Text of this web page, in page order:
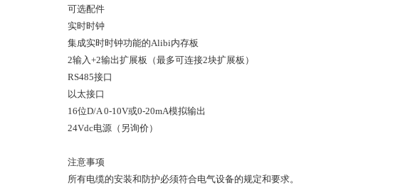
可选配件
实时时钟
集成实时时钟功能的Alibi内存板
2输入+2输出扩展板（最多可连接2块扩展板）
RS485接口
以太接口
16位D/A 0-10V或0-20mA模拟输出
24Vdc电源（另询价）
注意事项
所有电缆的安装和防护必须符合电气设备的规定和要求。